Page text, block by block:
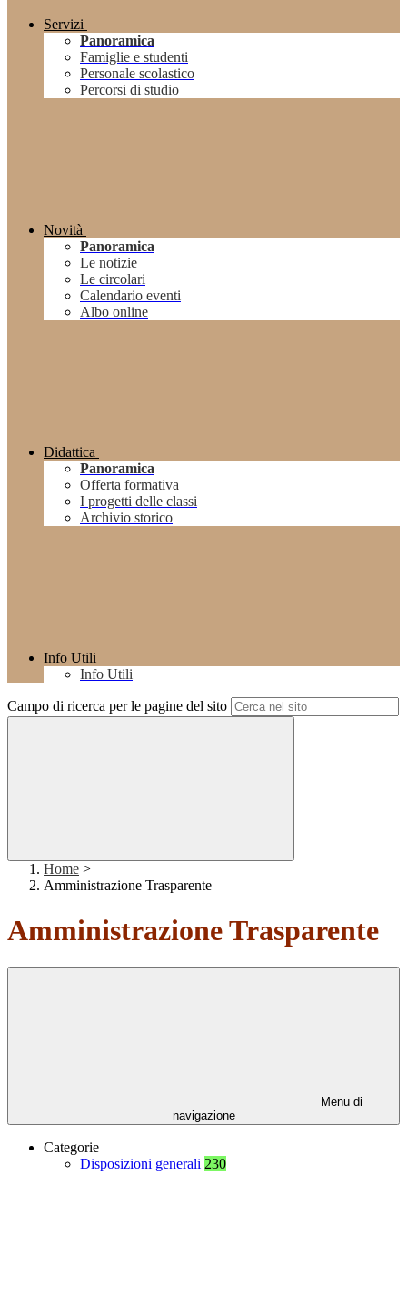
Servizi
Panoramica
Famiglie e studenti
Personale scolastico
Percorsi di studio
Novità
Panoramica
Le notizie
Le circolari
Calendario eventi
Albo online
Didattica
Panoramica
Offerta formativa
I progetti delle classi
Archivio storico
Info Utili
Info Utili
Campo di ricerca per le pagine del sito
Home >
Amministrazione Trasparente
Amministrazione Trasparente
Menu di
navigazione
Categorie
Disposizioni generali 230